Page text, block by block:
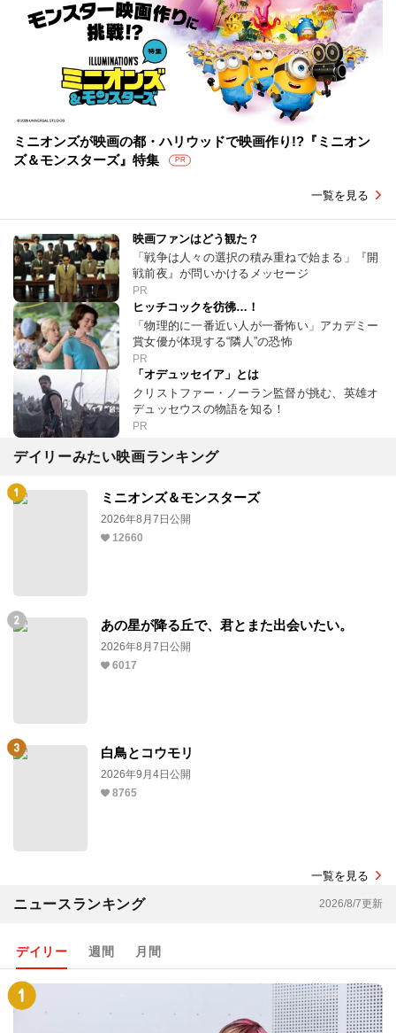
ミニオンズが映画の都・ハリウッドで映画作り!?『ミニオン
ズ＆モンスターズ』特集
PR
一覧を見る
映画ファンはどう観た？
「戦争は人々の選択の積み重ねで始まる」『開
戦前夜』が問いかけるメッセージ
PR
ヒッチコックを彷彿…！
「物理的に一番近い人が一番怖い」アカデミー
賞女優が体現する“隣人”の恐怖
PR
「オデュッセイア」とは
クリストファー・ノーラン監督が挑む、英雄オ
デュッセウスの物語を知る！
PR
デイリーみたい映画ランキング
ミニオンズ＆モンスターズ
2026年8月7日公開
12660
あの星が降る丘で、君とまた出会いたい。
2026年8月7日公開
6017
白鳥とコウモリ
2026年9月4日公開
8765
一覧を見る
ニュースランキング 2026/8/7更新
デイリー 週間 月間